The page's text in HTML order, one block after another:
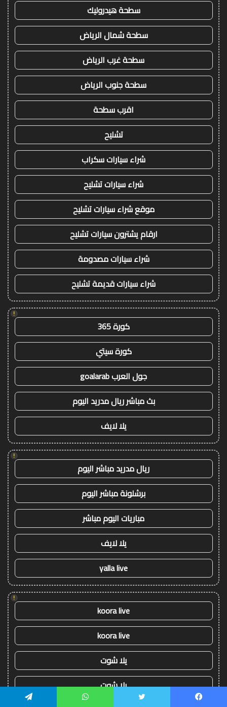
سطحة هيدروليك
سطحة شمال الرياض
سطحة غرب الرياض
سطحة جنوب الرياض
اقرب سطحة
تشليح
شراء سيارات سكراب
شراء سيارات تشليح
موقع شراء سيارات تشليح
ارقام يشترون سيارات تشليح
شراء سيارات مصدومة
شراء سيارات قديمة تشليح
!
كورة 365
كورة سيتي
جول العرب goalarab
بث مباشر ريال مدريد اليوم
يلا لايف
!
ريال مدريد مباشر اليوم
برشلونة مباشر اليوم
مباريات اليوم مباشر
يلا لايف
yalla live
!
koora live
koora live
يلا شوت
يلا شوت